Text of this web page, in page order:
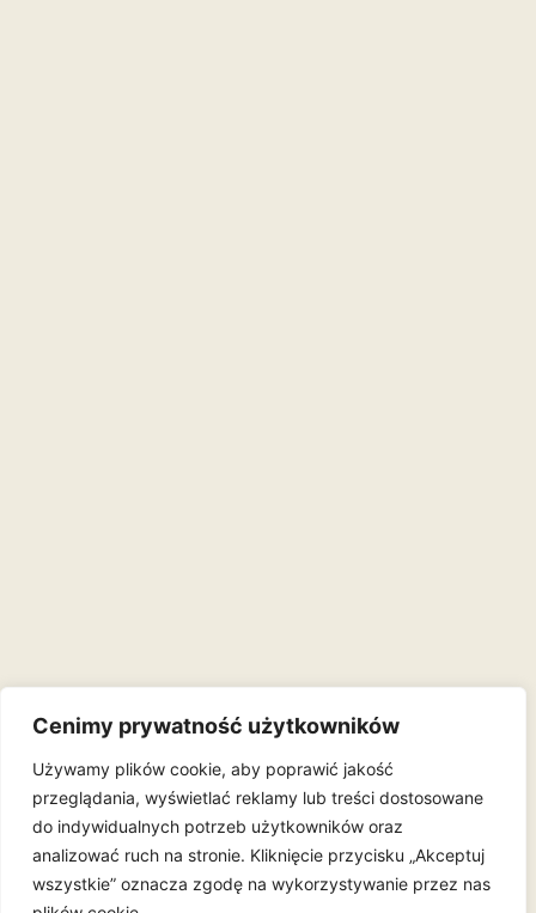
Cenimy prywatność użytkowników
Używamy plików cookie, aby poprawić jakość
przeglądania, wyświetlać reklamy lub treści dostosowane
do indywidualnych potrzeb użytkowników oraz
analizować ruch na stronie. Kliknięcie przycisku „Akceptuj
wszystkie” oznacza zgodę na wykorzystywanie przez nas